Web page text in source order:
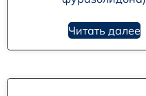
Читать далее